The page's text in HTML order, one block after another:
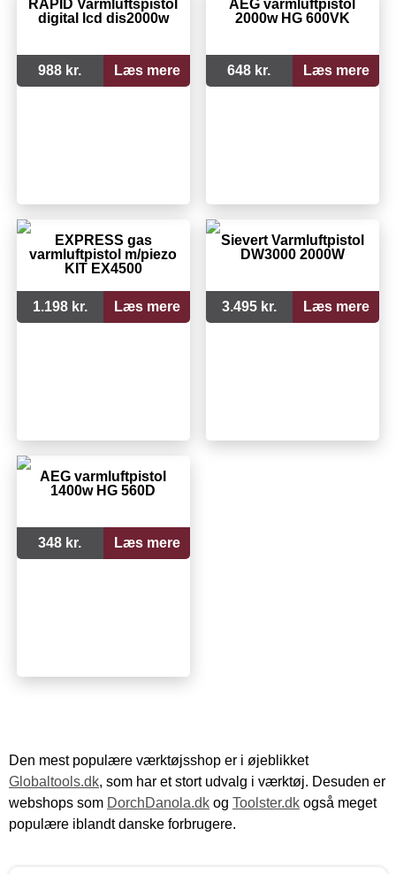
RAPID Varmluftspistol
digital lcd dis2000w
988 kr. Læs mere
AEG varmluftpistol
2000w HG 600VK
648 kr. Læs mere
EXPRESS gas
varmluftpistol m/piezo
KIT EX4500
1.198 kr. Læs mere
Sievert Varmluftpistol
DW3000 2000W
3.495 kr. Læs mere
AEG varmluftpistol
1400w HG 560D
348 kr. Læs mere
Den mest populære værktøjsshop er i øjeblikket
Globaltools.dk, som har et stort udvalg i værktøj. Desuden er
webshops som DorchDanola.dk og Toolster.dk også meget
populære iblandt danske forbrugere.